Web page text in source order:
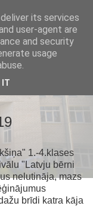
1.-4.klases
"Latvju bērni
nelutināja, mazs
brīdi katra kāja
its services
user-agent are
and security
usage
IT